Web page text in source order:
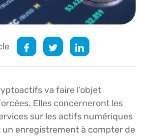
va faire l’objet
Elles concerneront les
sur les actifs numériques
un enregistrement à compter de